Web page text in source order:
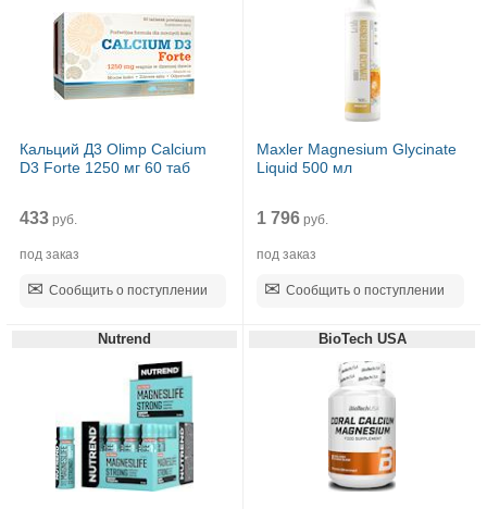
Кальций Д3 Olimp Calcium
D3 Forte 1250 мг 60 таб
433руб.
под заказ
Сообщить о поступлении
Maxler Magnesium Glycinate
Liquid 500 мл
1 796 руб.
под заказ
Сообщить о поступлении
Nutrend BioTech USA